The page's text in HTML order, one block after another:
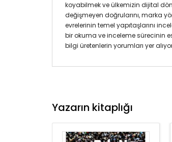
koyabilmek ve ülkemizin dijital
değişmeyen doğrularını, marka
evrelerinin temel yapıtaşlarını
bir okuma ve inceleme sürecinin
bilgi üretenlerin yorumları yer
Yazarın kitaplığı